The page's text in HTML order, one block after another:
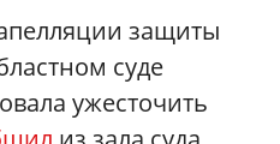
защиты
суде
ужесточить